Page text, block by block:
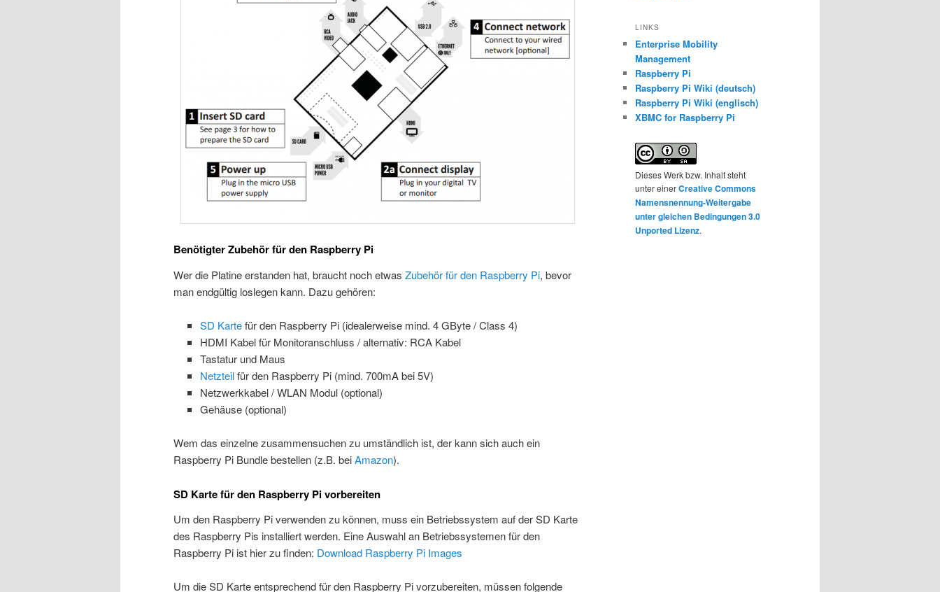
Benötigter Zubehör für den Raspberry Pi
Wer die Platine erstanden hat, braucht noch etwas Zubehör für den Raspberry Pi, bevor
man endgültig loslegen kann. Dazu gehören:
SD Kartefür den Raspberry Pi (idealerweise mind. 4 GByte / Class 4)
HDMI Kabel für Monitoranschluss / alternativ: RCA Kabel
Tastatur und Maus
Netzteilfür den Raspberry Pi (mind. 700mA bei 5V)
Netzwerkkabel / WLAN Modul (optional)
Gehäuse (optional)
Wem das einzelne zusammensuchen zu umständlich ist, der kann sich auch ein
Raspberry Pi Bundle bestellen (z.B. beiAmazon).
SD Karte für den Raspberry Pi vorbereiten
Um den Raspberry Pi verwenden zu können, muss ein Betriebssystem auf der SD Karte
des Raspberry Pis installiert werden. Eine Auswahl an Betriebssystemen für den
Raspberry Pi ist hier zu finden: Download Raspberry Pi Images
Um die SD Karte entsprechend für den Raspberry Pi vorzubereiten, müssen folgende
LINKS
Enterprise Mobility
Management
Raspberry Pi
Raspberry Pi Wiki (deutsch)
Raspberry Pi Wiki (englisch)
XBMC for Raspberry Pi
Dieses Werk bzw. Inhalt steht
unter einerCreative Commons
Namensnennung-Weitergabe
unter gleichen Bedingungen 3.0
Unported Lizenz.